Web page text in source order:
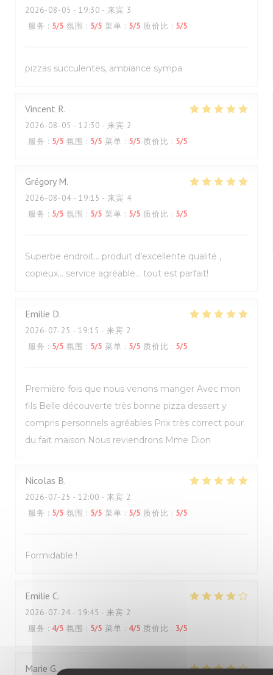
2026-08-05 - 19:30 - 来宾 3
服务 : 5/5 氛围 : 5/5 菜单 : 5/5 质价比 : 5/5
pizzas succulentes, ambiance sympa
Vincent R
2026-08-05 - 12:30 - 来宾 2
服务 : 5/5 氛围 : 5/5 菜单 : 5/5 质价比 : 5/5
Grégory M
2026-08-04 - 19:15 - 来宾 4
服务 : 5/5 氛围 : 5/5 菜单 : 5/5 质价比 : 5/5
Superbe endroit… produit d’excellente qualité ,
copieux… service agréable… tout est parfait!
Emilie D
2026-07-25 - 19:15 - 来宾 2
服务 : 5/5 氛围 : 5/5 菜单 : 5/5 质价比 : 5/5
Première fois que nous venons manger Avec mon
fils Belle découverte très bonne pizza dessert y
compris personnels agréables Prix très correct pour
du fait maison Nous reviendrons Mme Dion
Nicolas B
2026-07-25 - 12:00 - 来宾 2
服务 : 5/5 氛围 : 5/5 菜单 : 5/5 质价比 : 5/5
Formidable !
Emilie C
2026-07-24 - 19:45 - 来宾 2
服务 : 4/5 氛围 : 5/5 菜单 : 4/5 质价比 : 3/5
Marie G